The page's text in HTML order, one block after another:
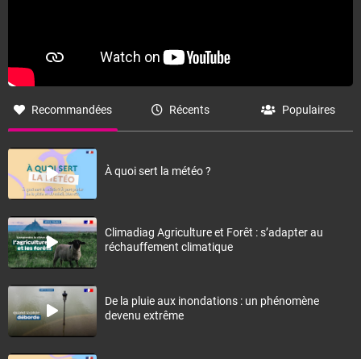
Recommandées Récents Populaires
À quoi sert la météo ?
Climadiag Agriculture et Forêt : s’adapter au
réchauffement climatique
De la pluie aux inondations : un phénomène
devenu extrême